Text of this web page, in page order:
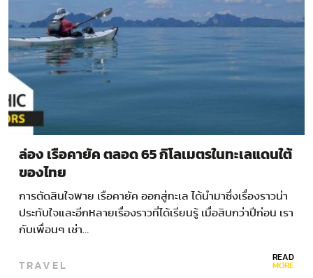
ล่อง เรือคายัค ตลอด 65 กิโลเมตรในทะเลแดนใต้
ของไทย
การตัดสินใจพาย เรือคายัค ออกสู่ทะเล ได้นำมาซึ่งเรื่องราวน่า
ประทับใจและอีกหลายเรื่องราวที่ได้เรียนรู้ เมื่อสิบกว่าปีก่อน เรา
กับเพื่อนๆ เช่า…
TRAVEL READ
MORE